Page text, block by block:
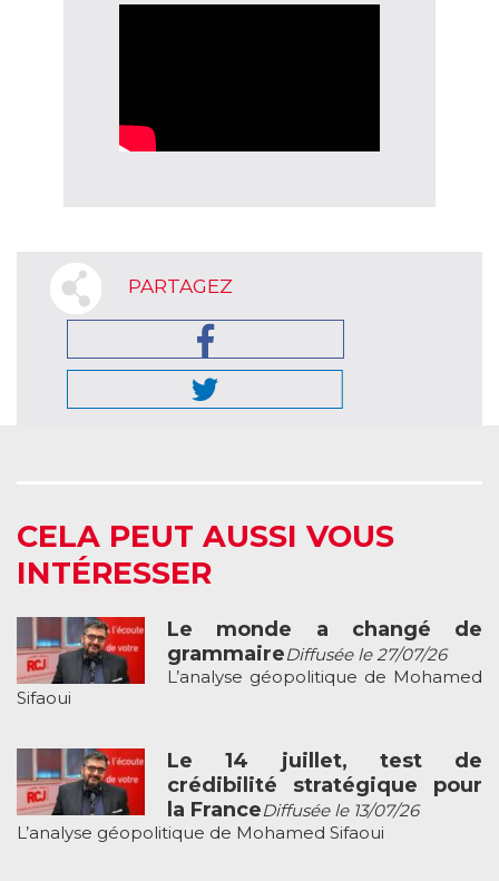
PARTAGEZ
CELA PEUT AUSSI VOUS
INTÉRESSER
Le monde a changé de
grammaireDiffusée le 27/07/26
L’analyse géopolitique de Mohamed
Sifaoui
Le 14 juillet, test de
crédibilité stratégique pour
la FranceDiffusée le 13/07/26
L’analyse géopolitique de Mohamed Sifaoui